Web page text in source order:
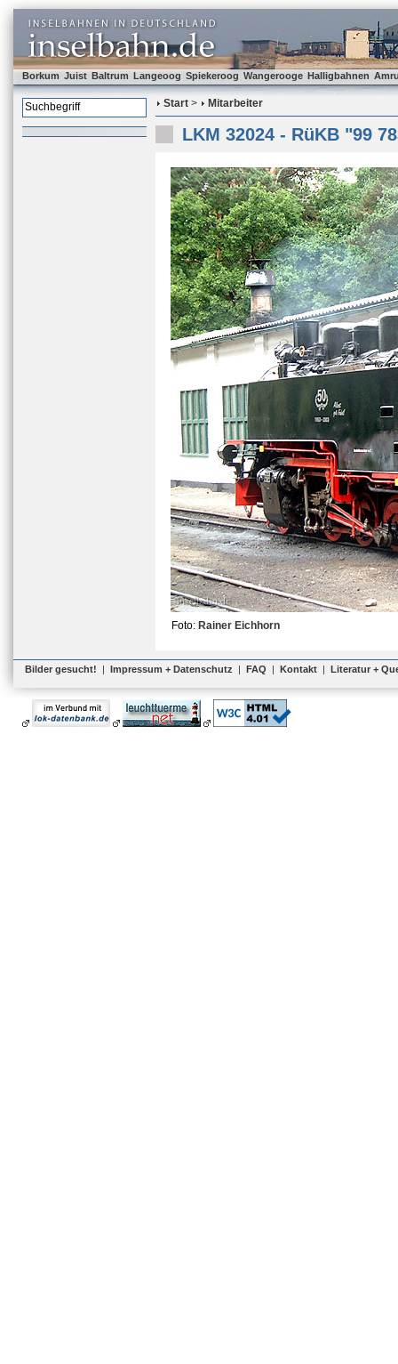
Borkum Juist Baltrum Langeoog Spiekeroog Wangerooge Halligbahnen
Start > Mitarbeiter
LKM 32024 - RüKB "99
Foto: Rainer Eichhorn
Bilder gesucht! | Impressum + Datenschutz | FAQ | Kontakt | Literatur +